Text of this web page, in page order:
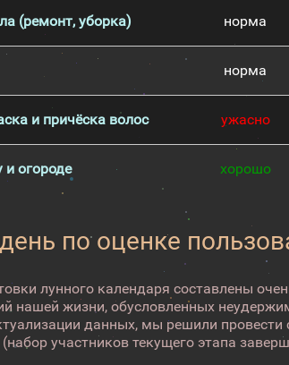
(ремонт, уборка) норма
норма
и причёска волос ужасно
и огороде хорошо
по оценке
лунного календаря составлены
нашей жизни, обусловленных
данных, мы решили провести
участников текущего этапа